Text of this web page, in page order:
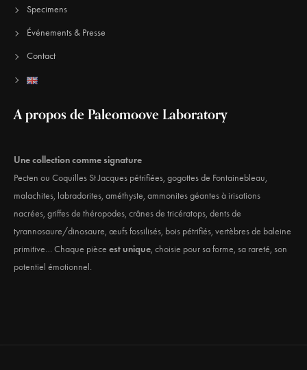
Specimens
Événements & Presse
Contact
A propos de Paleomoove Laboratory
Une collection comme signature
Pecten ou Coquilles St Jacques pétrifiées, gogottes de Fontainebleau,
malachites, labradorites, améthyste, ammonites géantes à irisations
nacrées, griffes de théropodes, crânes de tricératops, dents de
tyrannosaure/dinosaure, œufs fossilisés, bois pétrifiés, vertèbres de baleine
primitive… Chaque pièce est unique, choisie pour sa forme, sa rareté, son
potentiel émotionnel.